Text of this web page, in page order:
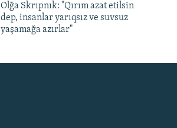
Olğa Skrıpnık: "Qırım azat etilsin
dep, insanlar yarıqsız ve suvsuz
yaşamağa azırlar"